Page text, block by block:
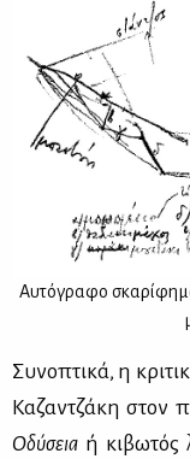
Αυ­τό­γρα­φο
Συ­νο­πτι­κά, η
Κα­ζαν­τζά­κη στον
Οδύ­σεια ή κι­βω­τός